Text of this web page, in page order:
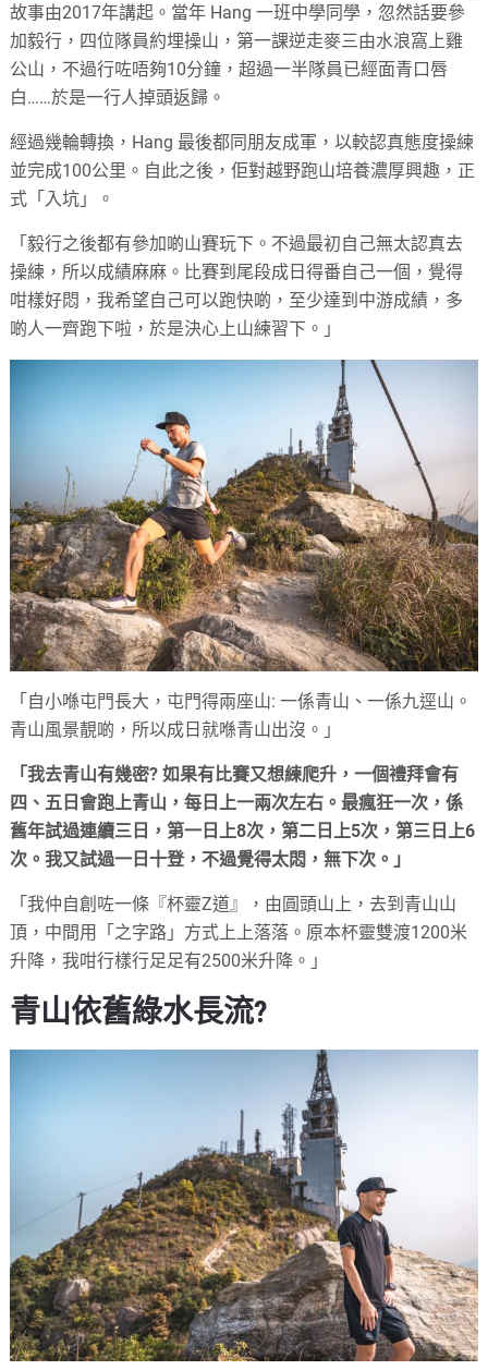
故事由2017年講起。當年 Hang 一班中學同學，忽然話要參
加毅行，四位隊員約埋操山，第一課逆走麥三由水浪窩上雞
公山，不過行咗唔夠10分鐘，超過一半隊員已經面青口唇
白……於是一行人掉頭返歸。
經過幾輪轉換，Hang 最後都同朋友成軍，以較認真態度操練
並完成100公里。自此之後，佢對越野跑山培養濃厚興趣，正
式「入坑」。
「毅行之後都有參加啲山賽玩下。不過最初自己無太認真去
操練，所以成績麻麻。比賽到尾段成日得番自己一個，覺得
咁樣好悶，我希望自己可以跑快啲，至少達到中游成績，多
啲人一齊跑下啦，於是決心上山練習下。」
「自小喺屯門長大，屯門得兩座山: 一係青山、一係九逕山。
青山風景靚啲，所以成日就喺青山出沒。」
「我去青山有幾密? 如果有比賽又想練爬升，一個禮拜會有
四、五日會跑上青山，每日上一兩次左右。最瘋狂一次，係
舊年試過連續三日，第一日上8次，第二日上5次，第三日上6
次。我又試過一日十登，不過覺得太悶，無下次。」
「我仲自創咗一條『杯靈Z道』，由圓頭山上，去到青山山
頂，中間用「之字路」方式上上落落。原本杯靈雙渡1200米
升降，我咁行樣行足足有2500米升降。」
青山依舊綠水長流?